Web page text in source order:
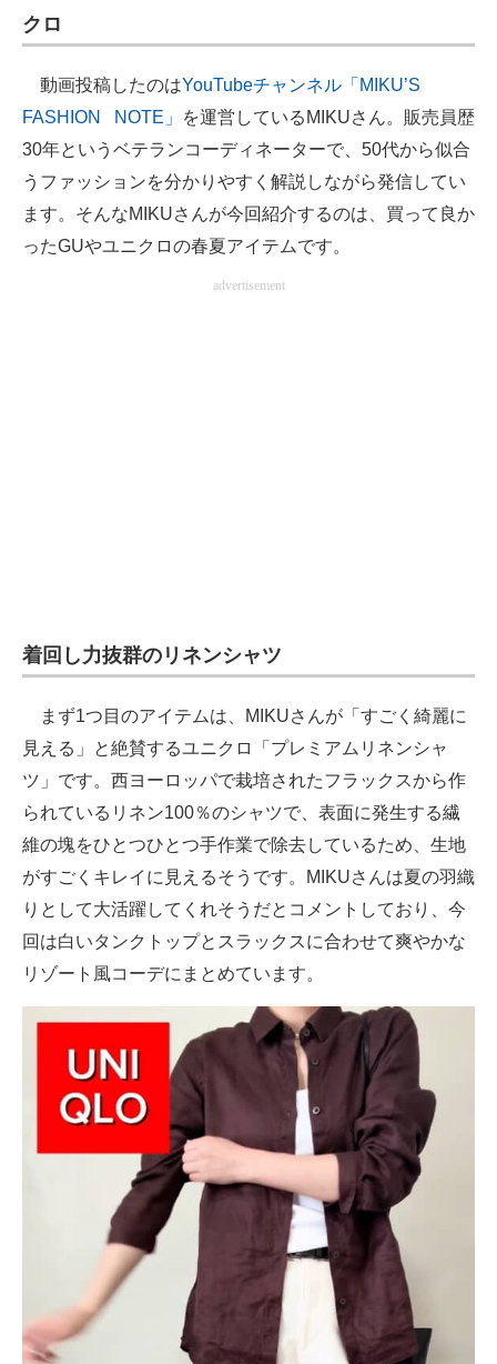
クロ
動画投稿したのはYouTubeチャンネル「MIKU’S
FASHION NOTE」
を運営しているMIKUさん。販売員歴
30年というベテランコーディネーターで、50代から似合
うファッションを分かりやすく解説しながら発信してい
ます。そんなMIKUさんが今回紹介するのは、買って良か
ったGUやユニクロの春夏アイテムです。
advertisement
着回し力抜群のリネンシャツ
まず1つ目のアイテムは、MIKUさんが「すごく綺麗に
見える」と絶賛するユニクロ「プレミアムリネンシャ
ツ」です。西ヨーロッパで栽培されたフラックスから作
られているリネン100％のシャツで、表面に発生する繊
維の塊をひとつひとつ手作業で除去しているため、生地
がすごくキレイに見えるそうです。MIKUさんは夏の羽織
りとして大活躍してくれそうだとコメントしており、今
回は白いタンクトップとスラックスに合わせて爽やかな
リゾート風コーデにまとめています。